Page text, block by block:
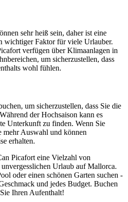
sehr heiß sein, daher ist eine
wichtiger Faktor für viele Urlauber.
verfügen über Klimaanlagen in
um sicherzustellen, dass
wohl fühlen.
um sicherzustellen, dass Sie die
der Hochsaison kann es
Unterkunft zu finden. Wenn Sie
mehr Auswahl und können
erhalten.
Picafort eine Vielzahl von
Urlaub auf Mallorca.
oder einen schönen Garten suchen -
und jedes Budget. Buchen
Ihren Aufenthalt!